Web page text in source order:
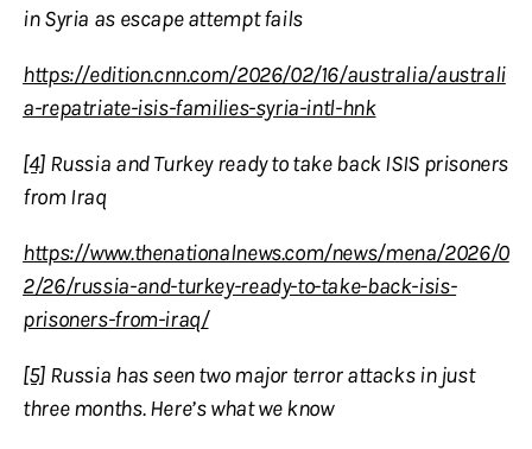
in Syria as escape attempt fails
https://edition.cnn.com/2026/02/16/australia/australi
a-repatriate-isis-families-syria-intl-hnk
[4]Russia and Turkey ready to take back ISIS prisoners
from Iraq
https://www.thenationalnews.com/news/mena/2026/0
2/26/russia-and-turkey-ready-to-take-back-isis-
prisoners-from-iraq/
[5]Russia has seen two major terror attacks in just
three months. Here’s what we know